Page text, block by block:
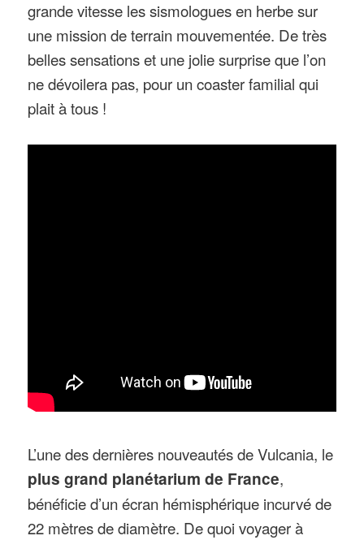
grande vitesse les sismologues en herbe sur
une mission de terrain mouvementée. De très
belles sensations et une jolie surprise que l’on
ne dévoilera pas, pour un coaster familial qui
plait à tous !
L’une des dernières nouveautés de Vulcania, le
plus grand planétarium de France,
bénéficie d’un écran hémisphérique incurvé de
22 mètres de diamètre. De quoi voyager à